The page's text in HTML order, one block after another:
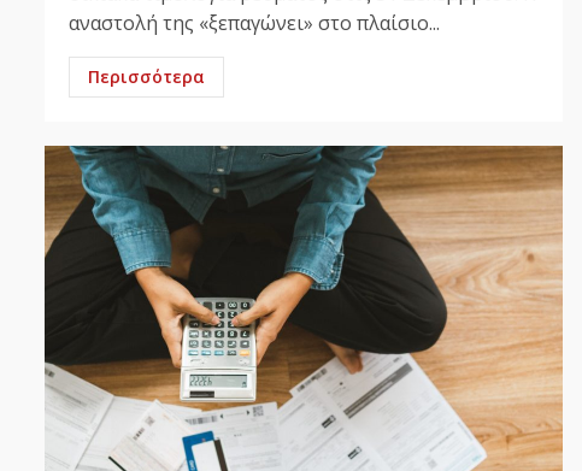
αναστολή της «ξεπαγώνει» στο πλαίσιο...
Περισσότερα